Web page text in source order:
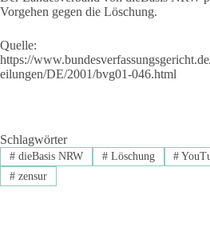
Vorgehen gegen die Löschung.
Quelle:
https://
eilungen/DE/2001/bvg01-046.html
Schlagwörter
#dieBasis NRW #Löschung #
#zensur